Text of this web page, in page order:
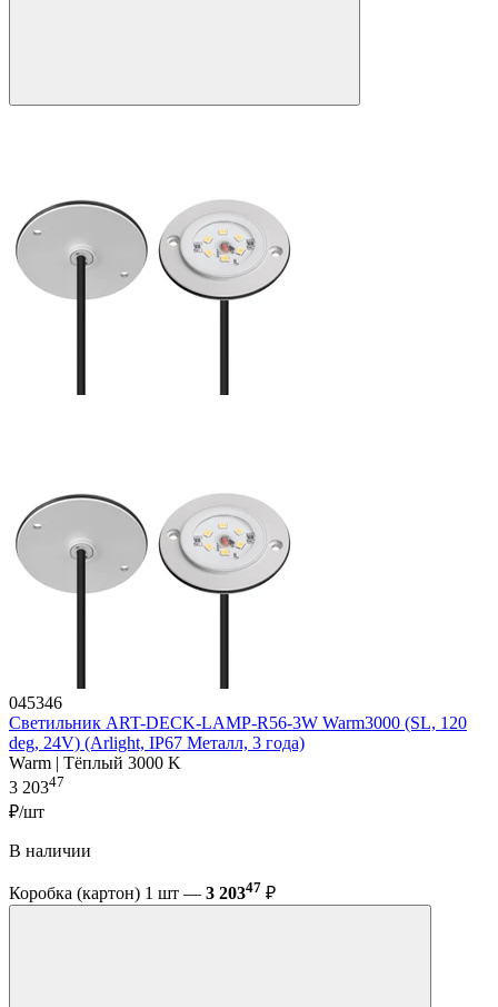
045346
Светильник ART-DECK-LAMP-R56-3W Warm3000 (SL, 120
deg, 24V) (Arlight, IP67 Металл, 3 года)
Warm | Тёплый 3000 K
3 20347
₽/шт
В наличии
Коробка (картон) 1 шт — 3 20347 ₽